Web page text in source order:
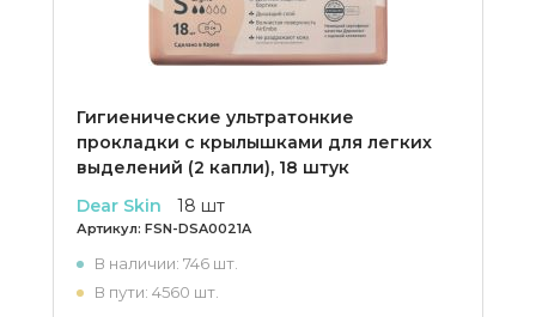
Гигиенические ультратонкие
прокладки с крылышками для легких
выделений (2 капли), 18 штук
Dear Skin
18 шт
Артикул: FSN-DSA0021A
В наличии: 746 шт.
В пути: 4560 шт.